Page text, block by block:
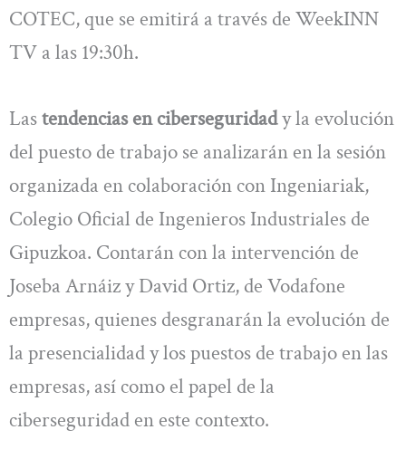
COTEC, que se emitirá a través de WeekINN
TV a las 19:30h.
Lastendencias en ciberseguridady la evolución
del puesto de trabajo se analizarán en la sesión
organizada en colaboración con Ingeniariak,
Colegio Oficial de Ingenieros Industriales de
Gipuzkoa. Contarán con la intervención de
Joseba Arnáiz y David Ortiz, de Vodafone
empresas, quienes desgranarán la evolución de
la presencialidad y los puestos de trabajo en las
empresas, así como el papel de la
ciberseguridad en este contexto.